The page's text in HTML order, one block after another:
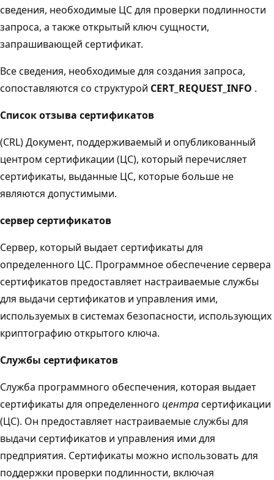
сведения, необходимые ЦС для проверки подлинности
запроса, а также открытый ключ сущности,
запрашивающей сертификат.
Все сведения, необходимые для создания запроса,
сопоставляются со структурой CERT_REQUEST_INFO .
Список отзыва сертификатов
(CRL) Документ, поддерживаемый и опубликованный
центром сертификации (ЦС), который перечисляет
сертификаты, выданные ЦС, которые больше не
являются допустимыми.
сервер сертификатов
Сервер, который выдает сертификаты для
определенного ЦС. Программное обеспечение сервера
сертификатов предоставляет настраиваемые службы
для выдачи сертификатов и управления ими,
используемых в системах безопасности, использующих
криптографию открытого ключа.
Службы сертификатов
Служба программного обеспечения, которая выдает
сертификаты для определенного центрасертификации
(ЦС). Он предоставляет настраиваемые службы для
выдачи сертификатов и управления ими для
предприятия. Сертификаты можно использовать для
поддержки проверки подлинности, включая